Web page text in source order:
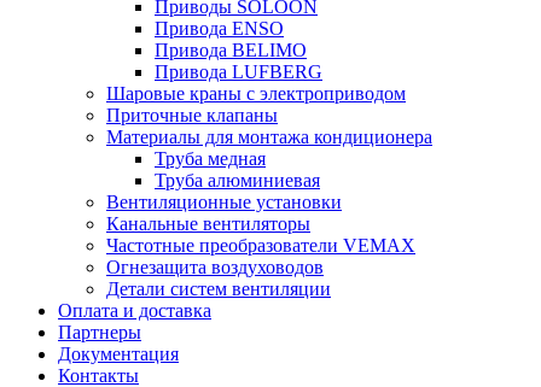
Приводы SOLOON
Привода ENSO
Привода BELIMO
Привода LUFBERG
Шаровые краны с электроприводом
Приточные клапаны
Материалы для монтажа кондиционера
Труба медная
Труба алюминиевая
Вентиляционные установки
Канальные вентиляторы
Частотные преобразователи VEMAX
Огнезащита воздуховодов
Детали систем вентиляции
Оплата и доставка
Партнеры
Документация
Контакты